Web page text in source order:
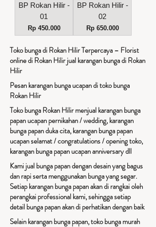
BP Rokan Hilir -
01
Harga
Rp 450.000
BP Rokan Hilir -
02
Harga
Rp 650.000
Toko bunga di Rokan Hilir Terpercaya – Florist
online di Rokan Hilir jual karangan bunga di Rokan
Hilir
Pesan karangan bunga ucapan di toko bunga
Rokan Hilir
Toko bunga Rokan Hilir menjual karangan bunga
papan ucapan pernikahan / wedding, karangan
bunga papan duka cita, karangan bunga papan
ucapan selamat / congratulations / opening toko,
karangan bunga papan ucapan anniversary dll
Kami jual bunga papan dengan desain yang bagus
dan rapi serta menggunakan bunga yang segar.
Setiap karangan bunga papan akan di rangkai oleh
perangkai professional kami, sehingga setiap
detail bunga papan akan di perhatikan dengan baik
Selain karangan bunga papan, toko bunga murah